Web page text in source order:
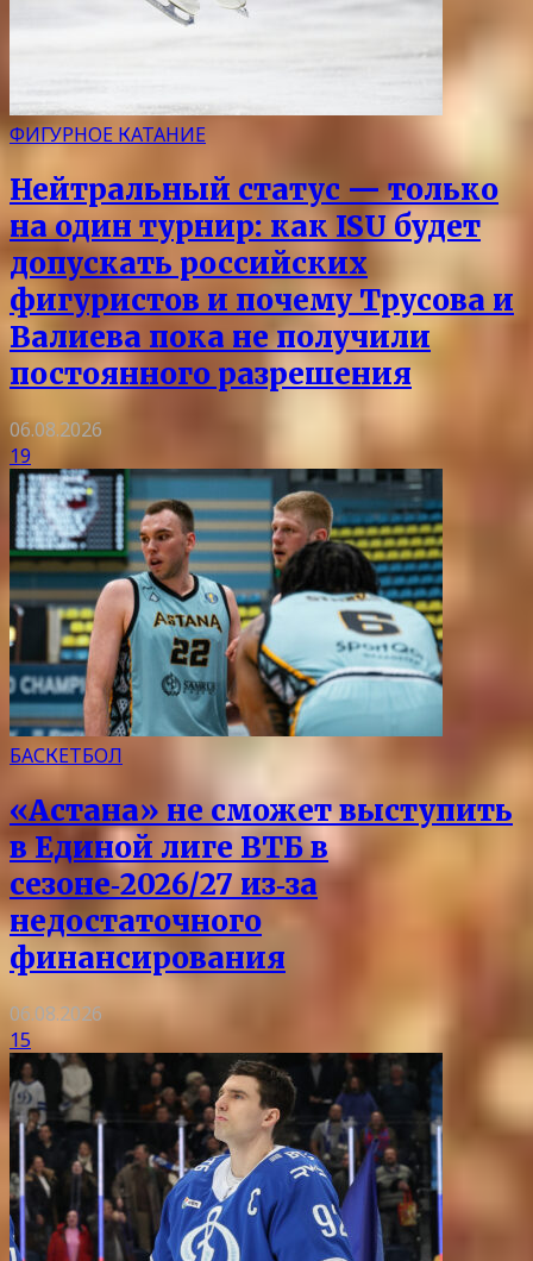
ФИГУРНОЕ КАТАНИЕ
Нейтральный статус — только
на один турнир: как ISU будет
допускать российских
фигуристов и почему Трусова и
Валиева пока не получили
постоянного разрешения
06.08.2026
19
БАСКЕТБОЛ
«Астана» не сможет выступить
в Единой лиге ВТБ в
сезоне‑2026/27 из‑за
недостаточного
финансирования
06.08.2026
15